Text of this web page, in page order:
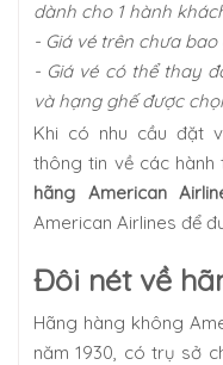
dành cho 1 hành
- Giá vé trên chưa
- Giá vé có thể thay
và hạng ghế được
Khi có nhu cầu đặt
thông tin về các
hãng American
American Airlines để
Đôi nét về
Hãng hàng không
năm 1930, có trụ sở